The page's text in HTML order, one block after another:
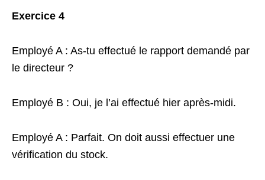
Exercice 4
Employé A : As-tu effectué le rapport demandé par
le directeur ?
Employé B : Oui, je l’ai effectué hier après-midi.
Employé A : Parfait. On doit aussi effectuer une
vérification du stock.